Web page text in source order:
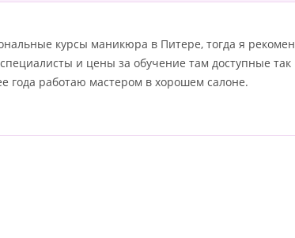
курсы маникюра в Питере, тогда я
и цены за обучение там доступные
года работаю мастером в хорошем салоне.